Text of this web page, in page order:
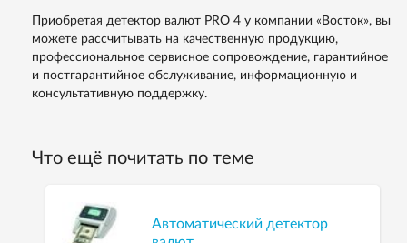
Приобретая детектор валют PRO 4 у компании «Восток», вы
можете рассчитывать на качественную продукцию,
профессиональное сервисное сопровождение, гарантийное
и постгарантийное обслуживание, информационную и
консультативную поддержку.
Что ещё почитать по теме
Автоматический детектор